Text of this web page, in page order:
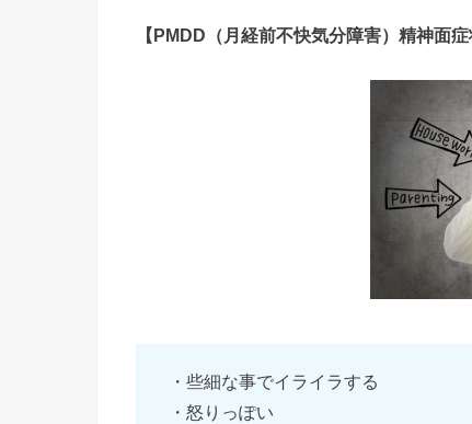
【PMDD（月経前不快気分障害）精神面症
・些細な事でイライラする
・怒りっぽい